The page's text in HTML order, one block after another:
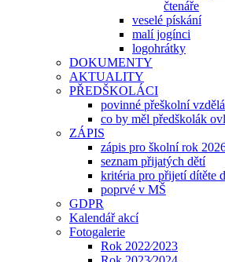
čtenáře
veselé pískání
malí jogínci
logohrátky
DOKUMENTY
AKTUALITY
PŘEDŠKOLÁCI
povinné přeškolní
co by měl předškolák
ZÁPIS
zápis pro školní rok
seznam přijatých dětí
kritéria pro přijetí dítěte
poprvé v MŠ
GDPR
Kalendář akcí
Fotogalerie
Rok 2022⁄2023